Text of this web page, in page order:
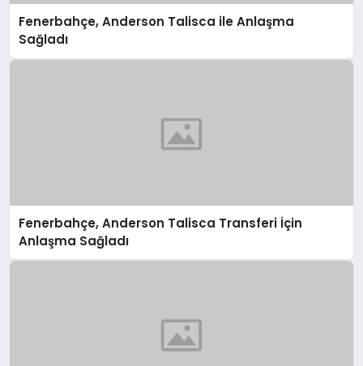
Fenerbahçe, Anderson Talisca ile Anlaşma
Sağladı
Fenerbahçe, Anderson Talisca Transferi İçin
Anlaşma Sağladı